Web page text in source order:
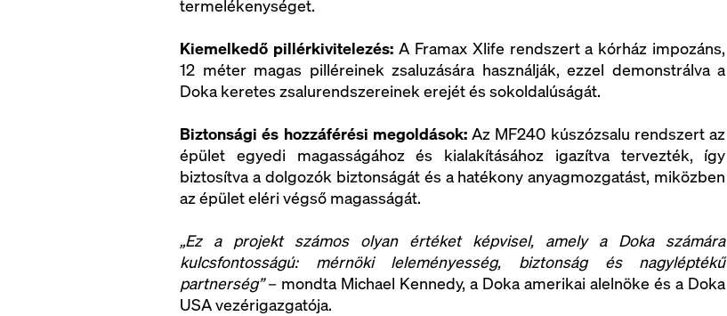
termelékenységet.
Kiemelkedő pillérkivitelezés:A Framax Xlife rendszert a kórház impozáns,
12 méter magas pilléreinek zsaluzására használják, ezzel demonstrálva a
Doka keretes zsalurendszereinek erejét és sokoldalúságát.
Biztonsági és hozzáférési megoldások:Az MF240 kúszózsalu rendszert az
épület egyedi magasságához és kialakításához igazítva tervezték, így
biztosítva a dolgozók biztonságát és a hatékony anyagmozgatást, miközben
az épület eléri végső magasságát.
„Ez a projekt számos olyan értéket képvisel, amely a Doka számára
kulcsfontosságú: mérnöki leleményesség, biztonság és nagyléptékű
partnerség”– mondta Michael Kennedy, a Doka amerikai alelnöke és a Doka
USA vezérigazgatója.